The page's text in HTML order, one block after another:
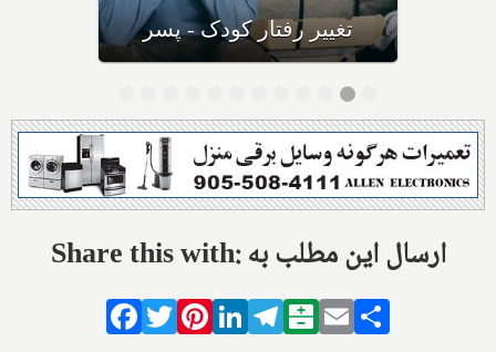
کودکان خشمگین
Share this with: ارسال این مطلب به
Facebook
TwitterPinterestLinkedIn
Telegram
Balatarin
Email